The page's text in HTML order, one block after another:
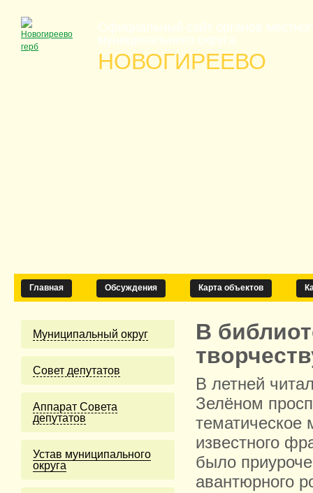
Официальный сайт органов
муниципального округа
НОВОГИРЕЕВО
Главная Обсуждения Карта объектов
Муниципальный округ
Cовет депутатов
Аппарат Совета
депутатов
Устав муниципального
округа
В
В летней
Зелёном
тематическое
известного
было
авантюрного